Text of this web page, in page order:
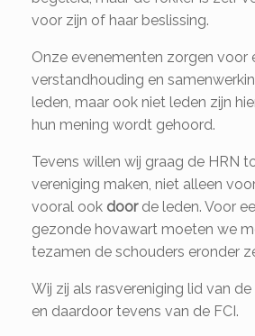
voor zijn of haar beslissing.
Onze evenementen zorgen voor
verstandhouding en
leden, maar ook niet leden zijn
hun mening wordt gehoord.
Tevens willen wij graag de HRN
vereniging maken, niet alleen
vooral ook doorde leden. Voor
gezonde hovawart moeten we
tezamen de schouders eronder
Wij zij als rasvereniging lid van
en daardoor tevens van de FCI.